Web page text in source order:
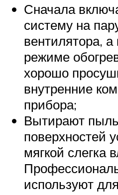
Сначала
систему на
вентилятора,
режиме
хорошо
внутренние
прибора;
Вытирают
поверхностей
мягкой слегка
используют